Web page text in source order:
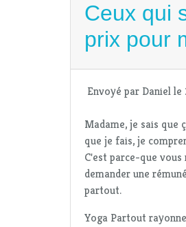
Ceux qui
prix pour
Envoyé par Danielle
Madame, je sais que
que je fais, je
C'est parce-que
demander une
partout.
Yoga Partout